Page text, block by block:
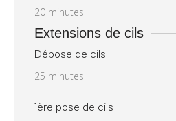
20 minutes
Extensions de cils
Dépose de cils
25 minutes
1ère pose de cils